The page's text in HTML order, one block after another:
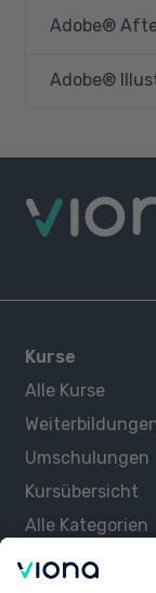
Adobe®
Adobe®
Kurse
Alle Kurse
Umschulungen
Kursübersicht
Alle Kategorien
Über uns